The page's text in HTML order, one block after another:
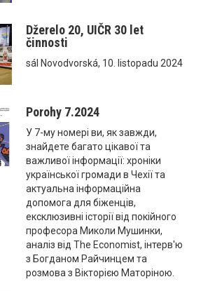
Džerelo 20, UIČR 30 let
činnosti
sál Novodvorská, 10. listopadu 2024
Porohy 7.2024
У 7-му номері ви, як завжди,
знайдете багато цікавої та
важливої інформації: хроніки
української громади в Чехії та
актуальна інформаційна
допомога для біженців,
ексклюзивні історії від покійного
професора Миколи Мушинки,
аналіз від The Economist, інтерв'ю
з Богданом Райчинцем та
розмова з Вікторією Маторіною.